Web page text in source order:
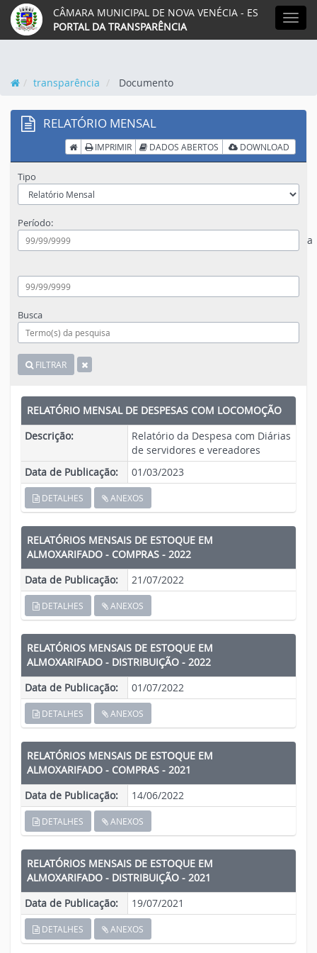
CÂMARA MUNICIPAL DE NOVA VENÉCIA - ES
PORTAL DA TRANSPARÊNCIA
transparência Documento
RELATÓRIO MENSAL
IMPRIMIR DADOS ABERTOS DOWNLOAD
Tipo
Período:
a
Busca
FILTRAR
RELATÓRIO MENSAL DE DESPESAS COM LOCOMOÇÃO
Descrição:
Relatório da Despesa com Diárias
de servidores e vereadores
Data de Publicação:
01/03/2023
DETALHES ANEXOS
RELATÓRIOS MENSAIS DE ESTOQUE EM
ALMOXARIFADO - COMPRAS - 2022
Data de Publicação:
21/07/2022
DETALHES ANEXOS
RELATÓRIOS MENSAIS DE ESTOQUE EM
ALMOXARIFADO - DISTRIBUIÇÃO - 2022
Data de Publicação:
01/07/2022
DETALHES ANEXOS
RELATÓRIOS MENSAIS DE ESTOQUE EM
ALMOXARIFADO - COMPRAS - 2021
Data de Publicação:
14/06/2022
DETALHES ANEXOS
RELATÓRIOS MENSAIS DE ESTOQUE EM
ALMOXARIFADO - DISTRIBUIÇÃO - 2021
Data de Publicação:
19/07/2021
DETALHES ANEXOS